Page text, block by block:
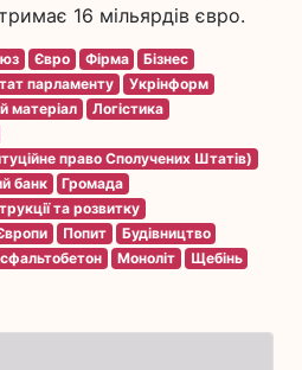
16 мільярдів євро.
Євро Фірма
Бізнес
парламенту
Укрінформ
матеріал
Логістика
право Сполучених Штатів)
банк
Громада
та розвитку
Попит
Будівництво
Моноліт Щебінь